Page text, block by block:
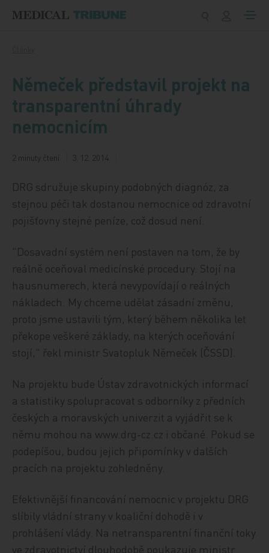
Němeček představil projekt na
transparentní úhrady
nemocnicím
2 minuty čtení 3. 12. 2014
DRG sdružuje skupiny podobných diagnóz, za
stejnou péči tak dostanou nemocnice od zdravotní
pojišťovny stejné peníze, což dosud není.
"Dosavadní systém není postaven na tom, že by
reálně oceňoval medicínské procedury. Stojí na
hausnumerech, která nevypovídají o reálných
nákladech. My chceme udělat zásadní změnu,
proto jsme ustavili tým, který během několika let
překope veškeré základy, na kterých oceňování
stojí," řekl ministr Svatopluk Němeček (ČSSD).
Na projektu bude Ústav zdravotnických informací
a statistiky spolupracovat s odborníky z předních
českých a moravských univerzit a vyjádřit se k
němu mohou na www.drg-cz.cz i občané. Pokud se
podepíšou, budou jejich připomínky v dalších
pracích na projektu zohledněny.
Efektivnější financování nemocnic v projektu DRG
slíbily vládní strany v koaliční dohodě i v
prohlášení vlády. Na netransparentní finanční toky
ve zdravotnictví dlouhodobě poukazuje ministr